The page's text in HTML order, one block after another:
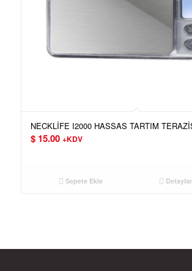
NECKLİFE I2000 HASSAS TARTIM
$15.00 +KDV
Sepete Ekle